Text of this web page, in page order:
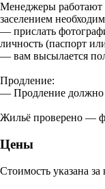
Менеджеры работают
заселением
— прислать
личность (паспорт
— вам высылается
Продление:
— Продление должно
Жильё проверено —
Цены
Стоимость указана